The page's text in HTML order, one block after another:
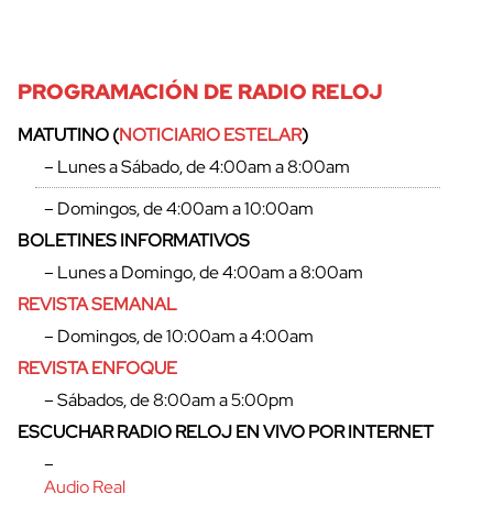
PROGRAMACIÓN DE RADIO RELOJ
MATUTINO (NOTICIARIO ESTELAR)
– Lunes a Sábado, de 4:00am a 8:00am
– Domingos, de 4:00am a 10:00am
BOLETINES INFORMATIVOS
– Lunes a Domingo, de 4:00am a 8:00am
REVISTA SEMANAL
– Domingos, de 10:00am a 4:00am
REVISTA ENFOQUE
– Sábados, de 8:00am a 5:00pm
ESCUCHAR RADIO RELOJ EN VIVO POR INTERNET
–
Audio Real